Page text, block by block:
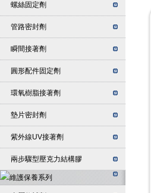
螺絲固定劑
管路密封劑
瞬間接著劑
圓形配件固定劑
環氧樹脂接著劑
墊片密封劑
紫外線UV接著劑
兩步驟型壓克力結構膠